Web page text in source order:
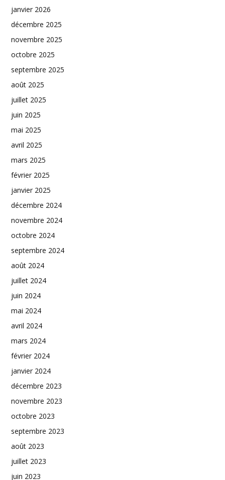
janvier 2026
décembre 2025
novembre 2025
octobre 2025
septembre 2025
août 2025
juillet 2025
juin 2025
mai 2025
avril 2025
mars 2025
février 2025
janvier 2025
décembre 2024
novembre 2024
octobre 2024
septembre 2024
août 2024
juillet 2024
juin 2024
mai 2024
avril 2024
mars 2024
février 2024
janvier 2024
décembre 2023
novembre 2023
octobre 2023
septembre 2023
août 2023
juillet 2023
juin 2023